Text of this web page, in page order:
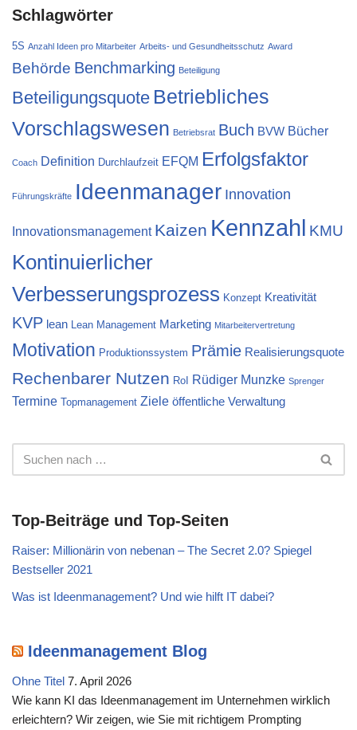
Schlagwörter
5S Anzahl Ideen pro Mitarbeiter Arbeits- und Gesundheitsschutz Award
Behörde Benchmarking Beteiligung
Beteiligungsquote Betriebliches
Vorschlagswesen Betriebsrat Buch BVW Bücher
Coach Definition Durchlaufzeit EFQM Erfolgsfaktor
Führungskräfte Ideenmanager Innovation
Innovationsmanagement Kaizen Kennzahl KMU
Kontinuierlicher
Verbesserungsprozess Konzept Kreativität
KVP lean Lean Management Marketing Mitarbeitervertretung
Motivation Produktionssystem Prämie Realisierungsquote
Rechenbarer Nutzen RoI Rüdiger Munzke Sprenger
Termine Topmanagement Ziele öffentliche Verwaltung
Top-Beiträge und Top-Seiten
Raiser: Millionärin von nebenan – The Secret 2.0? Spiegel
Bestseller 2021
Was ist Ideenmanagement? Und wie hilft IT dabei?
Ideenmanagement Blog
Ohne Titel 7. April 2026
Wie kann KI das Ideenmanagement im Unternehmen wirklich
erleichtern? Wir zeigen, wie Sie mit richtigem Prompting